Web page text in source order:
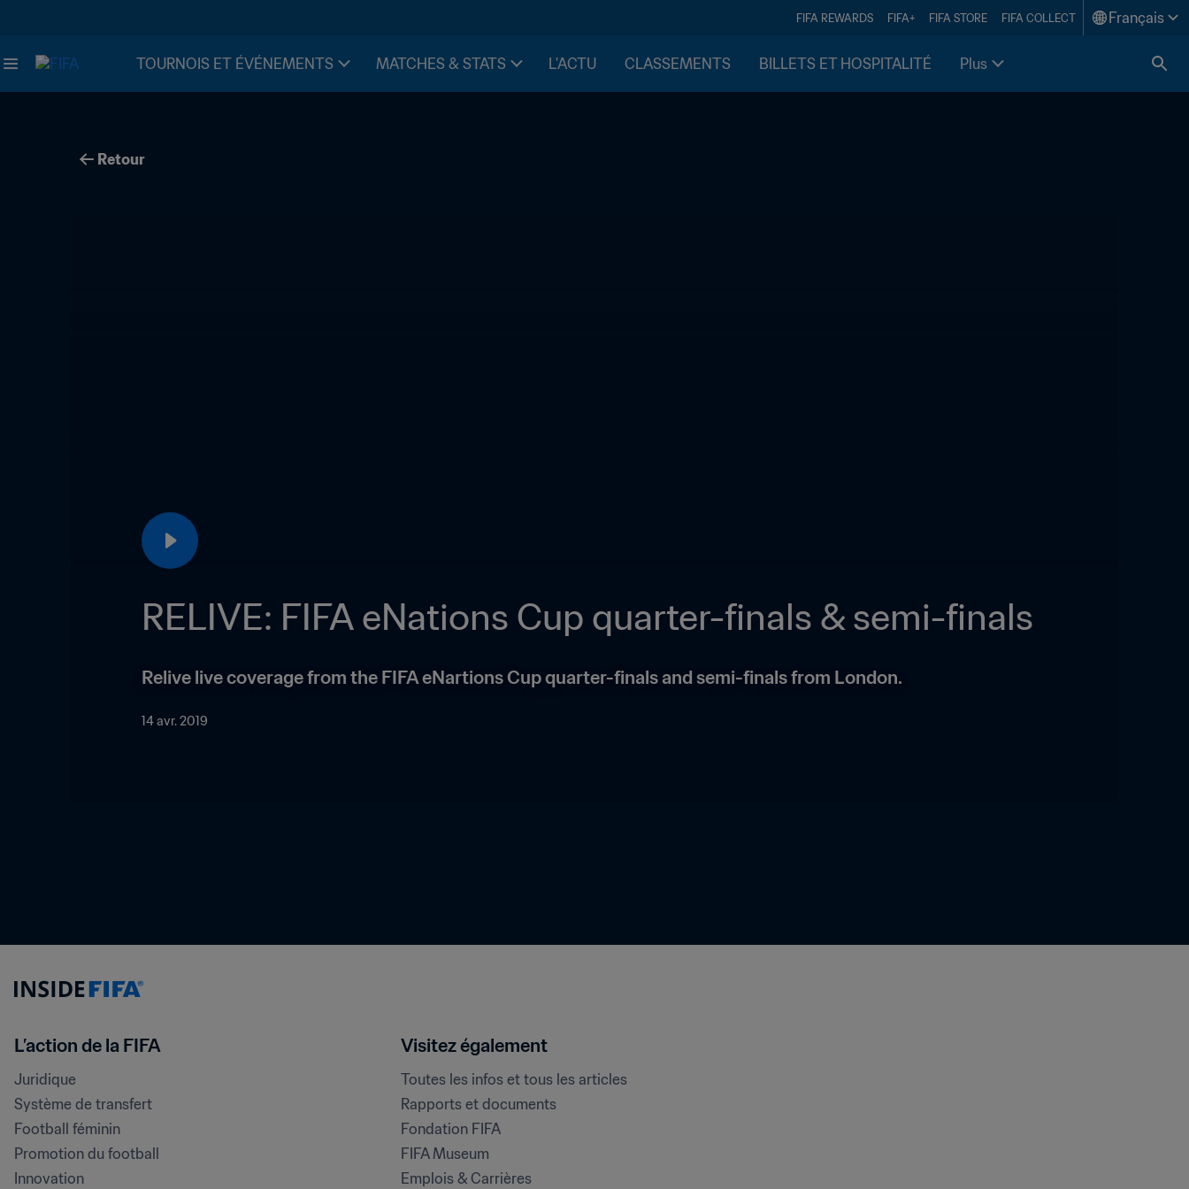
FIFA REWARDS FIFA+ FIFA STORE FIFA COLLECT Français
TOURNOIS ET ÉVÉNEMENTS MATCHES & STATS L'ACTU CLASSEMENTS BILLETS ET HOSPITALITÉ Plus
Retour
RELIVE: FIFA eNations Cup quarter-finals & semi-finals
Relive live coverage from the FIFA eNartions Cup quarter-finals and semi-finals from London.
14 avr. 2019
L’action de la FIFA
Juridique
Système de transfert
Football féminin
Promotion du football
Innovation
Visitez également
Toutes les infos et tous les articles
Rapports et documents
Fondation FIFA
FIFA Museum
Emplois & Carrières